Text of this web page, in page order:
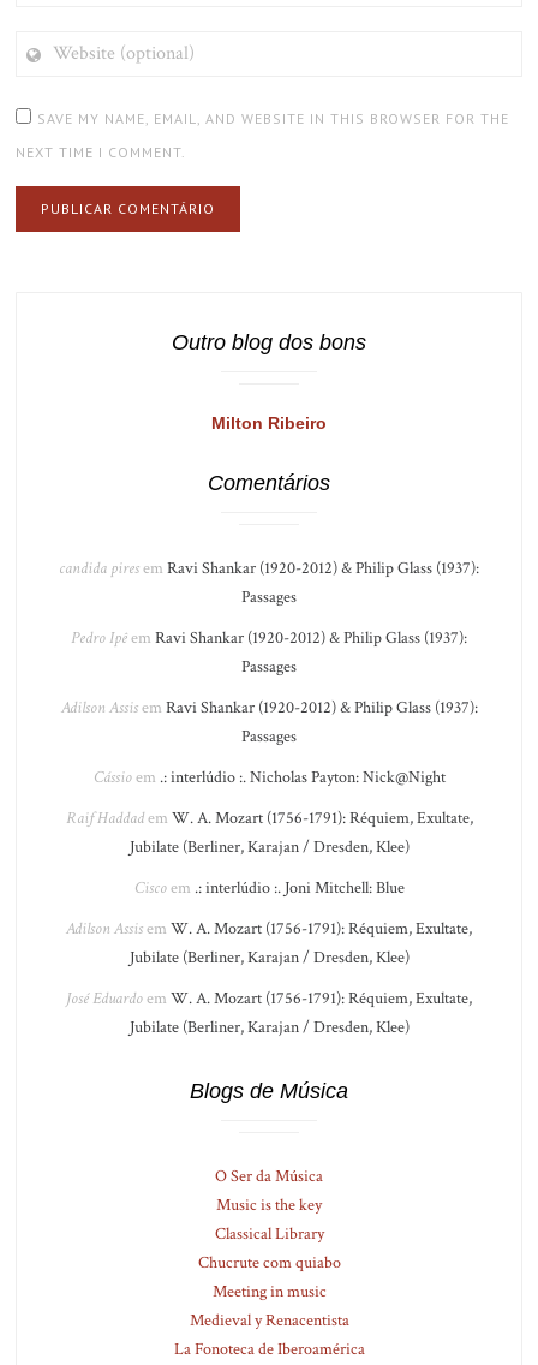
(OPTIONAL)
SAVE MY NAME, EMAIL, AND WEBSITE IN THIS BROWSER FOR THE
NEXT TIME I COMMENT.
Outro blog dos bons
Milton Ribeiro
Comentários
candida piresem Ravi Shankar (1920-2012) & Philip Glass (1937):
Passages
Pedro Ipêem Ravi Shankar (1920-2012) & Philip Glass (1937):
Passages
Adilson Assisem Ravi Shankar (1920-2012) & Philip Glass (1937):
Passages
Cássioem .: interlúdio :. Nicholas Payton: Nick@Night
Raif Haddadem W. A. Mozart (1756-1791): Réquiem, Exultate,
Jubilate (Berliner, Karajan / Dresden, Klee)
Ciscoem .: interlúdio :. Joni Mitchell: Blue
Adilson Assisem W. A. Mozart (1756-1791): Réquiem, Exultate,
Jubilate (Berliner, Karajan / Dresden, Klee)
José Eduardoem W. A. Mozart (1756-1791): Réquiem, Exultate,
Jubilate (Berliner, Karajan / Dresden, Klee)
Blogs de Música
O Ser da Música
Music is the key
Classical Library
Chucrute com quiabo
Meeting in music
Medieval y Renacentista
La Fonoteca de Iberoamérica